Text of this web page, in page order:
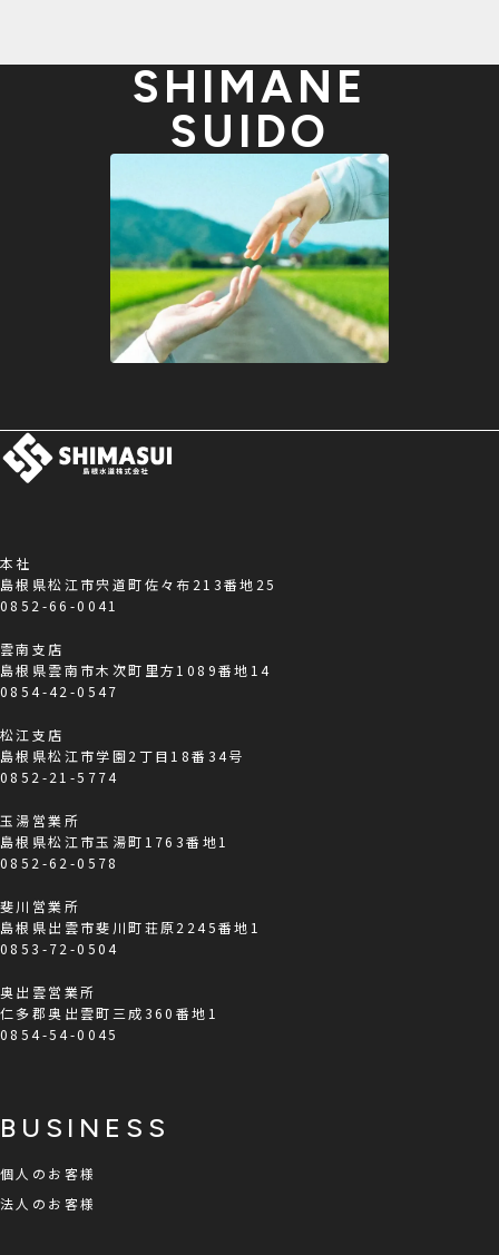
SHIMANE
SUIDO
本社
島根県松江市宍道町佐々布213番地25
0852-66-0041
雲南支店
島根県雲南市木次町里方1089番地14
0854-42-0547
松江支店
島根県松江市学園2丁目18番34号
0852-21-5774
玉湯営業所
島根県松江市玉湯町1763番地1
0852-62-0578
斐川営業所
島根県出雲市斐川町荘原2245番地1
0853-72-0504
奥出雲営業所
仁多郡奥出雲町三成360番地1
0854-54-0045
BUSINESS
個人のお客様
法人のお客様